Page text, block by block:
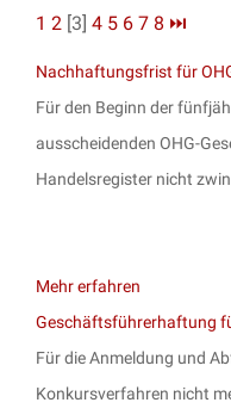
1 2 [3] 4 5 6 7 8 ⏭
Nachhaftungsfrist für
Für den Beginn der
ausscheidenden OHG-
Handelsregister nicht
Mehr erfahren
Geschäftsführerhaftung
Für die Anmeldung und
Konkursverfahren nicht